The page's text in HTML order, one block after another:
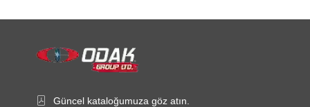
Güncel kataloğumuza göz atın.